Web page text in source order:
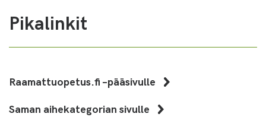
Pikalinkit
Raamattuopetus.fi –pääsivulle
Saman aihekategorian sivulle